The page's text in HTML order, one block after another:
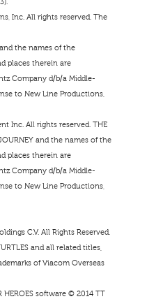
Inc. All rights reserved. The
the names of the
places therein are
Company d/b/a Middle-
to New Line Productions,
Inc. All rights reserved. THE
and the names of the
places therein are
Company d/b/a Middle-
to New Line Productions,
C.V. All Rights Reserved.
and all related titles,
of Viacom Overseas
HEROES software © 2014 TT